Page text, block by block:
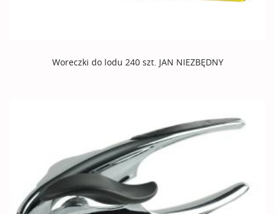
Woreczki do lodu 240 szt. JAN NIEZBĘDNY